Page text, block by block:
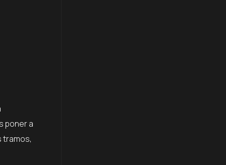
poner a
tramos,